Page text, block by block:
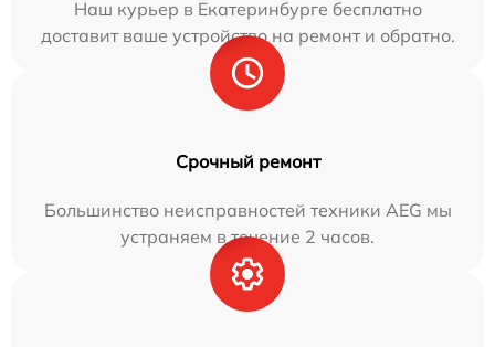
Наш курьер в Екатеринбурге бесплатно
доставит ваше устройство на ремонт и обратно.
Срочный ремонт
Большинство неисправностей техники AEG мы
устраняем в течение 2 часов.